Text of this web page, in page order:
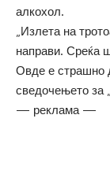
алкохол.
„Излета на
направи. Среќа
Овде е страшно
сведочењето за
— реклама —